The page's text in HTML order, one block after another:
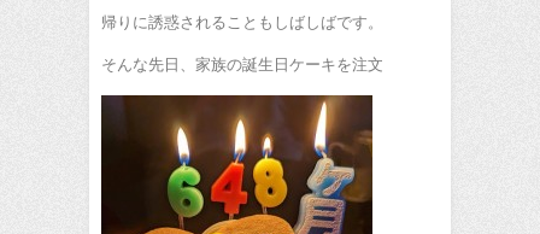
帰りに誘惑されることもしばしばです。
そんな先日、家族の誕生日ケーキを注文